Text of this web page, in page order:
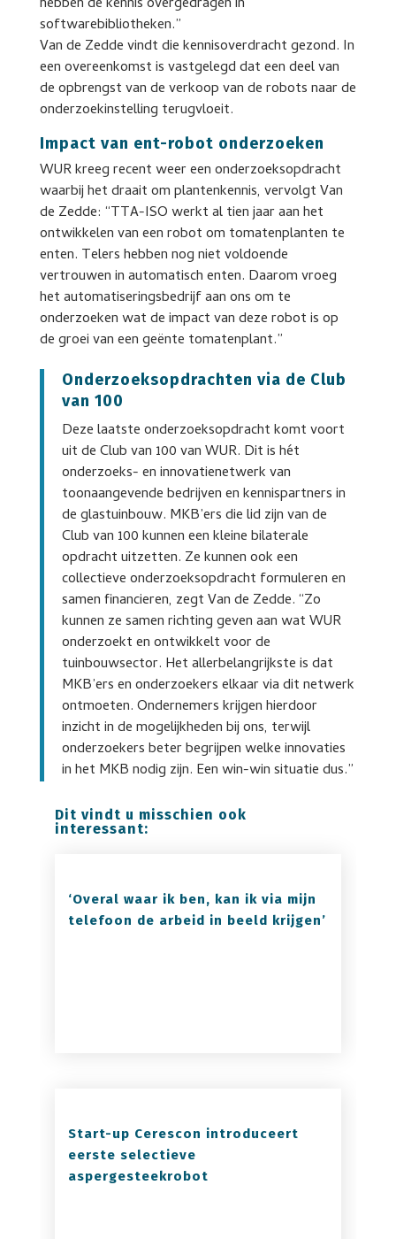
softwarebibliotheken.”
Van de Zedde vindt die kennisoverdracht gezond. In
een overeenkomst is vastgelegd dat een deel van
de opbrengst van de verkoop van de robots naar de
onderzoekinstelling terugvloeit.
Impact van ent-robot onderzoeken
WUR kreeg recent weer een onderzoeksopdracht
waarbij het draait om plantenkennis, vervolgt Van
de Zedde: “TTA-ISO werkt al tien jaar aan het
ontwikkelen van een robot om tomatenplanten te
enten. Telers hebben nog niet voldoende
vertrouwen in automatisch enten. Daarom vroeg
het automatiseringsbedrijf aan ons om te
onderzoeken wat de impact van deze robot is op
de groei van een geënte tomatenplant.”
Onderzoeksopdrachten via de Club
van 100
Deze laatste onderzoeksopdracht komt voort
uit de Club van 100 van WUR. Dit is hét
onderzoeks- en innovatienetwerk van
toonaangevende bedrijven en kennispartners in
de glastuinbouw. MKB’ers die lid zijn van de
Club van 100 kunnen een kleine bilaterale
opdracht uitzetten. Ze kunnen ook een
collectieve onderzoeksopdracht formuleren en
samen financieren, zegt Van de Zedde. “Zo
kunnen ze samen richting geven aan wat WUR
onderzoekt en ontwikkelt voor de
tuinbouwsector. Het allerbelangrijkste is dat
MKB’ers en onderzoekers elkaar via dit netwerk
ontmoeten. Ondernemers krijgen hierdoor
inzicht in de mogelijkheden bij ons, terwijl
onderzoekers beter begrijpen welke innovaties
in het MKB nodig zijn. Een win-win situatie dus.”
Dit vindt u misschien ook
interessant:
‘Overal waar ik ben, kan ik via mijn
telefoon de arbeid in beeld krijgen’
Start-up Cerescon introduceert
eerste selectieve
aspergesteekrobot